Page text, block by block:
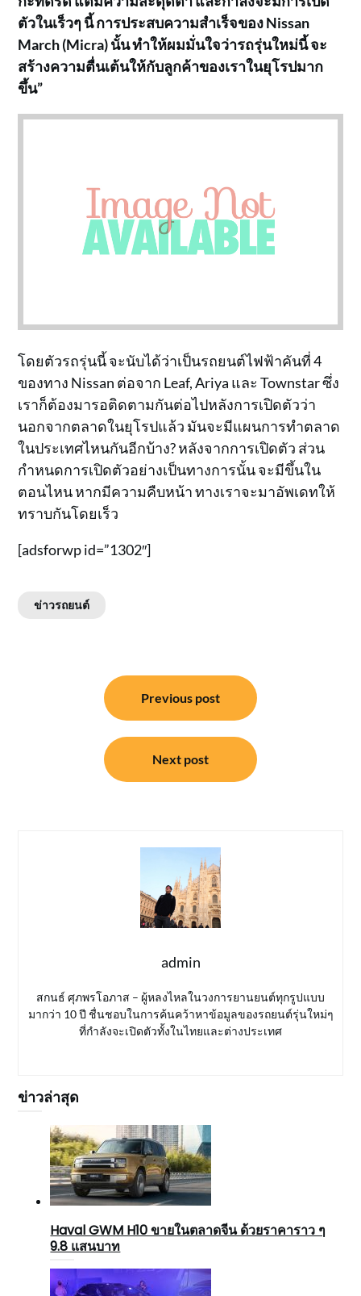
ตัวในเร็วๆ นี้ การประสบความสำเร็จของ Nissan
March (Micra) นั้น ทำให้ผมมั่นใจว่ารถรุ่นใหม่นี้ จะ
สร้างความตื่นเต้นให้กับลูกค้าของเราในยุโรปมาก
ขึ้น”
โดยตัวรถรุ่นนี้ จะนับได้ว่าเป็นรถยนต์ไฟฟ้าคันที่ 4
ของทาง Nissan ต่อจาก Leaf, Ariya และ Townstar ซึ่ง
เราก็ต้องมารอติดตามกันต่อไปหลังการเปิดตัวว่า
นอกจากตลาดในยุโรปแล้ว มันจะมีแผนการทำตลาด
ในประเทศไหนกันอีกบ้าง? หลังจากการเปิดตัว ส่วน
กำหนดการเปิดตัวอย่างเป็นทางการนั้น จะมีขึ้นใน
ตอนไหน หากมีความคืบหน้า ทางเราจะมาอัพเดทให้
ทราบกันโดยเร็ว
[adsforwp id=”1302″]
ข่าวรถยนต์
Previous post
Next post
admin
สกนธ์ ศุภพรโอภาส – ผู้หลงไหลในวงการยานยนต์ทุกรูปแบบ
มากว่า 10 ปี ชื่นชอบในการค้นคว้าหาข้อมูลของรถยนต์รุ่นใหม่ๆ
ที่กำลังจะเปิดตัวทั้งในไทยและต่างประเทศ
ข่าวล่าสุด
Haval GWM H10 ขายในตลาดจีน ด้วยราคาราว ๆ
9.8 แสนบาท